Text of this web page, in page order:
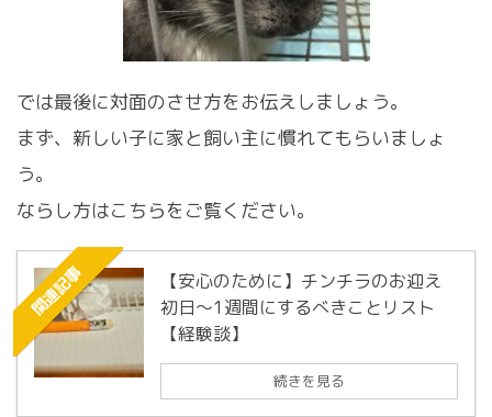
では最後に対面のさせ方をお伝えしましょう。
まず、新しい子に家と飼い主に慣れてもらいましょ
う。
ならし方はこちらをご覧ください。
関連記事
【安心のために】チンチラのお迎え
初日～1週間にするべきことリスト
【経験談】
続きを見る